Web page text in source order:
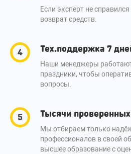
Если эксперт не
возврат средств.
Тех.поддержка 7
Наши менеджеры
праздники, чтобы
вопросы.
Тысячи
Мы отбираем только
профессионалов в своей
высшее образование с